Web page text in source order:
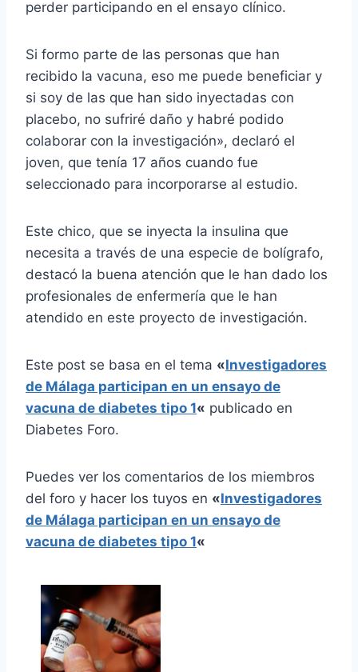
perder participando en el ensayo clínico.
Si formo parte de las personas que han
recibido la vacuna, eso me puede beneficiar y
si soy de las que han sido inyectadas con
placebo, no sufriré daño y habré podido
colaborar con la investigación», declaró el
joven, que tenía 17 años cuando fue
seleccionado para incorporarse al estudio.
Este chico, que se inyecta la insulina que
necesita a través de una especie de bolígrafo,
destacó la buena atención que le han dado los
profesionales de enfermería que le han
atendido en este proyecto de investigación.
Este post se basa en el tema «Investigadores
de Málaga participan en un ensayo de
vacuna de diabetes tipo 1« publicado en
Diabetes Foro.
Puedes ver los comentarios de los miembros
del foro y hacer los tuyos en «Investigadores
de Málaga participan en un ensayo de
vacuna de diabetes tipo 1«